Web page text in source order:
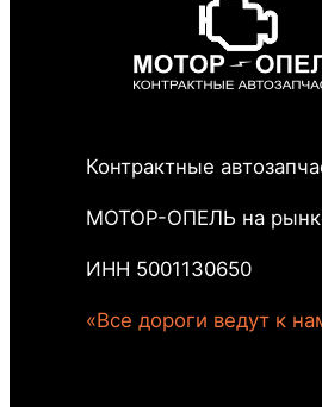
Контрактные
МОТОР-ОПЕЛЬ на рынке
ИНН 5001130650
«Все дороги ведут к